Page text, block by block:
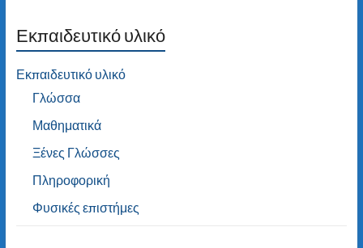
Εκπαιδευτικό υλικό
Εκπαιδευτικό υλικό
Γλώσσα
Μαθηματικά
Ξένες Γλώσσες
Πληροφορική
Φυσικές επιστήμες